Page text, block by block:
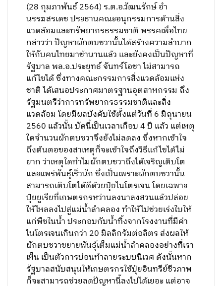
(28 กุมภาพันธ์ 2564) ร.ต.อ.วัฒนรักษ์ อำ
นรรฆสรเดช ประธานคณะอนุกรรมการด้านสิ่ง
แวดล้อมและทรัพยากรธรรมชาติ พรรคเพื่อไทย
กล่าวว่า ปัญหาผักตบชวานั้นได้สร้างความลำบาก
ให้กับคนไทยมาช้านานแล้ว และยังคงเป็นปัญหาที่
รัฐบาล พล.อ.ประยุทธ์ จันทร์โอชา ไม่สามารถ
แก้ไขได้ ซึ่งทางคณะกรรมการสิ่งแวดล้อมแห่ง
ชาติ ได้เสนอประกาศมาตรฐานอุตสาหกรรม ถึง
รัฐมนตรีว่าการทรัพยากรธรรมชาติและสิ่ง
แวดล้อม โดยมีผลบังคับใช้ตั้งแต่วันที่ 6 มิถุนายน
2560 แล้วนั้น บัดนี้เป็นเวลาเกือบ 4 ปี แล้ว แต่เหตุ
ใดจำนวนผักตบชวาจึงยังไม่ลดลง ซึ่งหากเข้าใจ
ถึงต้นตอของสาเหตุก็จะเข้าใจถึงวิธีแก้ไขได้ไม่
ยาก ว่าเหตุใดทำไมผักตบชวาถึงได้เจริญเติบโต
และแพร่พันธุ์เร็วนัก ซึ่งเป็นเพราะผักตบชวานั้น
สามารถเติบโตได้ดีด้วยปุ๋ยไนโตรเจน โดยเฉพาะ
ปุ๋ยยูเรียที่เกษตรกรหว่านลงนาลงสวนแล้วปล่อย
ให้ไหลลงไปสู่แม่น้ำลำคลอง ทำให้ไปช่วยเร่งใบให้
แก่พืชในน้ำ ประกอบกับน้ำทิ้งจากโรงงานที่มีค่า
ไนโตรเจนเกินกว่า 20 มิลลิกรัมต่อลิตร ส่งผลให้
ผักตบชวาขยายพันธุ์เต็มแม่น้ำลำคลองอย่างที่เรา
เห็น เป็นตัวการบ่อนทำลายระบบนิเวศ ดังนั้นหาก
รัฐบาลสนับสนุนให้เกษตรกรใช้ปุ๋ยอินทรีย์ชีวภาพ
ก็จะสามารถช่วยลดปัญหานี้ลงไปได้เยอะ แต่อาจ